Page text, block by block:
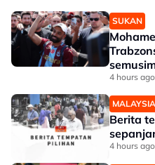
SUKAN
4 hours ago
MALAYSIA
Berita
4 hours ago